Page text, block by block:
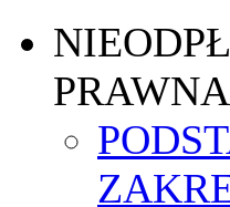
PRAWNA